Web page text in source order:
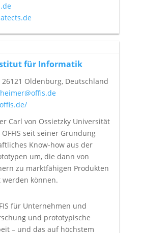
für Informatik
26121 Oldenburg, Deutschland
Carl von Ossietzky Universität
seit seiner Gründung
Know-how aus der
um, die dann von
zu marktfähigen Produkten
können.
für Unternehmen und
und prototypische
– und das auf höchstem